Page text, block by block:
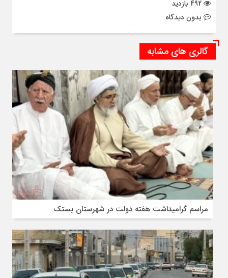
بدون دیدگاه
گالری های مشابه
مراسم گرامیداشت هفته دولت در شهرستان بستک